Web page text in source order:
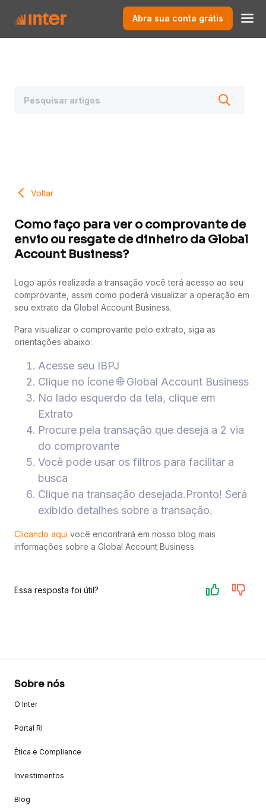
Abra sua conta grátis
Voltar
Como faço para ver o comprovante de
envio ou resgate de dinheiro da Global
Account Business?
Logo após realizada a transação você terá acesso ao seu
comprovante, assim como poderá visualizar a operação em
seu extrato da Global Account Business.
Para visualizar o comprovante pelo extrato, siga as
orientações abaixo:
Acesse seu IBPJ
Clique no ícone 🌐 Global Account Business
No lado esquerdo da tela, clique em
Extrato
Procure pela transação que deseja a 2 via
do comprovante
Você pode usar os filtros para facilitar a
busca
Clique na transação desejada.Pronto! Será
exibido detalhes sobre a transação.
Clicando aqui você encontrará em nosso blog mais
informações sobre a Global Account Business.
Essa resposta foi útil?
Sobre nós
O Inter
Portal RI
Ética e Compliance
Investimentos
Blog